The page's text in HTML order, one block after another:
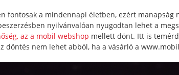
fontosak a mindennapi életben, ezért manapság
nyilvánvalóan nyugodtan lehet a
az a mobil webshop mellett dönt. Itt is
döntés nem lehet abból, ha a vásárló a